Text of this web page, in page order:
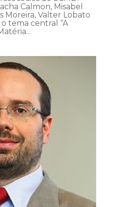
Calmon, Misabel
Moreira, Valter Lobato
tema central “A